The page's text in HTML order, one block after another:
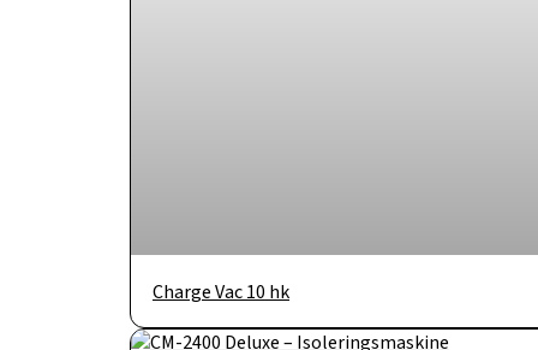
Charge Vac 10 hk